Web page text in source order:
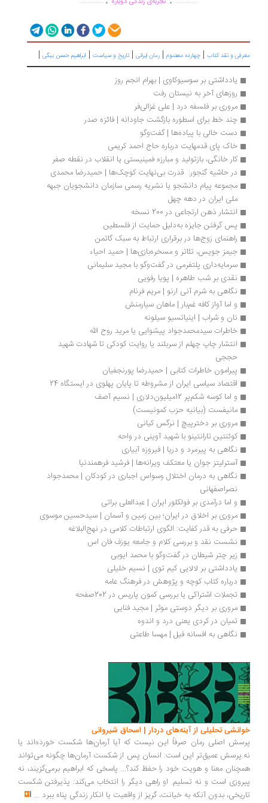
و نقد کتاب|چهارده معصوم|رمان ایرانی|تاریخ و سیاست |ابراهیم حسن بیگی|
یادداشتی بر سوسیوکاوی | بهرام انجم روز
روزهای آخر به نیستان رفت
مروری بر فلسفه درد | علی غزالی‌فر
چند خط برای اسطوره بازگشت جاودانه | فائزه صدر
دست خالی با پیاده‌ها | گفت‌وگو
خاک پای قدمهایت درباره حاج احمد کریمی
کار خانگی، بازتولید و مبارزه فمینیستی یا انقلاب در نقطه صفر
در حاشیه گنجور:  قدرت بی‌نهایت کوچک‌ها | حمیدرضا محمدی
مجموعه پیام دانشجو یا نشریه رسمی سازمان دانشجویان جبهه
ملی ایران در دهه چهل
انتشار ذهن ارتجاعی در 200 نسخه
پس گرفتن جایزه به‌دلیل حمایت از فلسطین
راهنمای زوج‌ها در برقراری ارتباط به سبک گاتمن
جیمز جویس، تئاتر و مسخره‌بازی‌ها | حمید احیاء
سرمایه‌داری پلتفرمی در گفت‌وگو با مجید سلیمانی‌
نقدی بر شب طاهره | پویا رفویی
نگاهی به شرم آنی ارنو | مریم فرنام
و اما آواز کافه غم‌بار | ماهان سیارمنش
نان و شراب | اینیاتسیو سیلونه
خاطرات سیدمحمدجواد پیشوایی یا مرید روح الله
انتشار چاپ چهلم از سربلند یا روایت کودکی تا شهادت شهید
پیرامون خاطرات کتابی | حمیدرضا پورنجفیان
اقتصاد سیاسی ایران از مشروطه تا پایان پهلوی در ایستگاه 24
و اما کوسه شکم‌پر 12‌میلیون‌دلاری | نسیم آصف
مانیفست (بیانیه حزب کمونیست)
مروری بر دخترپیچ | نرگس کیانی
کوئنتین تارانتینو با شهید آوینی در واحه
نگاهی به پیرمرد و دریا | فیروزه آبیاری
آسترلیتز جوان یا معتکف ویرانه‌ها | فرشید فرهمندنیا
نگاهی به درمان اختلال وسواس اجباری در کودکان | محمدجواد
نصراصفهانی
و اما درآمدی بر فولکلور ایران | عبدالعلی براتی
مروری بر اخلاق در ایران؛ بین زمین و آسمان | سیدحسین موسوی
حرفی به قدر کفایت: الگوی ارتباطات کلامی در نهج‌البلاغه
نشست نقد و بررسی کلام و جامعه یوزف فان اس
زیر چتر شیطان در گفت‌وگو با محمد ایوبی
یادداشتی بر لالایی کیم توی | نسیم خلیلی
درباره کتاب کوچه و پژوهش در فرهنگ عامه
تجملات اشتراکی یا بررسی کمون پاریس در 202صفحه
مروری بر دیگر دوستی موثر | مجید فنایی
تمیان در کردی یعنی درد و اندوه
نگاهی به افسانه فیل | مهسا طاعتی
تحلیلی از آینه‌های دردار | اسحاق شیروانی
اصلی رمان صرفاً این نیست که آیا آرمان‌ها شکست خورده‌اند یا
عمیق‌تر این است: انسان پس از شکست آرمان‌ها چگونه می‌تواند
معنا و هویت خود را حفظ کند؟... پاسخی که ابراهیم برمی‌گزیند، نه
است و نه تسلیم. او راهی دیگر را انتخاب می‌کند: پذیرفتن شکست
بدون آنکه به خیانت، گریز از واقعیت یا انکار زندگی پناه ببرد...